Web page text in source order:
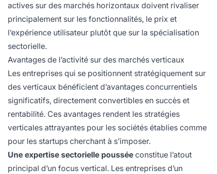
actives sur des marchés horizontaux doivent rivaliser
principalement sur les fonctionnalités, le prix et
l’expérience utilisateur plutôt que sur la spécialisation
sectorielle.
Avantages de l’activité sur des marchés verticaux
Les entreprises qui se positionnent stratégiquement sur
des verticaux bénéficient d’avantages concurrentiels
significatifs, directement convertibles en succès et
rentabilité. Ces avantages rendent les stratégies
verticales attrayantes pour les sociétés établies comme
pour les startups cherchant à s’imposer.
Une expertise sectorielle poussée constitue l’atout
principal d’un focus vertical. Les entreprises d’un